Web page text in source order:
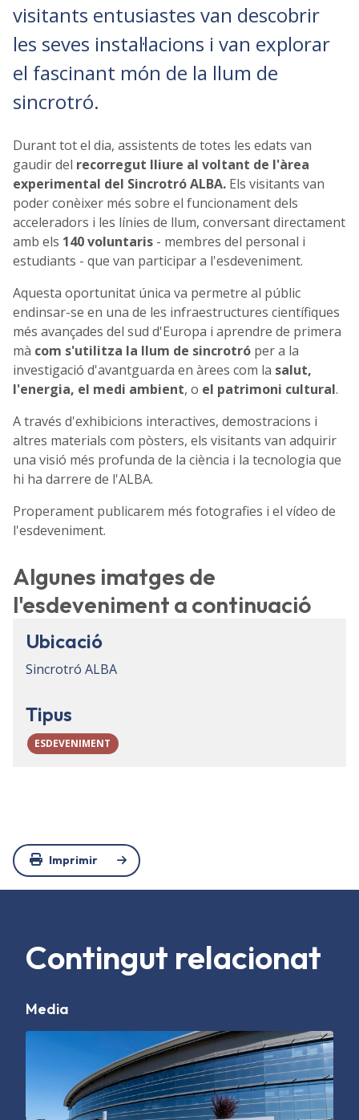
visitants entusiastes van descobrir
les seves instal·lacions i van explorar
el fascinant món de la llum de
sincrotró.
Durant tot el dia, assistents de totes les edats van
gaudir del recorregut lliure al voltant de l'àrea
experimental del Sincrotró ALBA. Els visitants van
poder conèixer més sobre el funcionament dels
acceleradors i les línies de llum, conversant directament
amb els 140 voluntaris - membres del personal i
estudiants - que van participar a l'esdeveniment.
Aquesta oportunitat única va permetre al públic
endinsar-se en una de les infraestructures científiques
més avançades del sud d'Europa i aprendre de primera
mà com s'utilitza la llum de sincrotró per a la
investigació d'avantguarda en àrees com la salut,
l'energia, el medi ambient, o el patrimoni cultural.
A través d'exhibicions interactives, demostracions i
altres materials com pòsters, els visitants van adquirir
una visió més profunda de la ciència i la tecnologia que
hi ha darrere de l'ALBA.
Properament publicarem més fotografies i el vídeo de
l'esdeveniment.
Algunes imatges de
l'esdeveniment a continuació
Ubicació
Sincrotró ALBA
Tipus
ESDEVENIMENT
Imprimir
Contingut relacionat
Media